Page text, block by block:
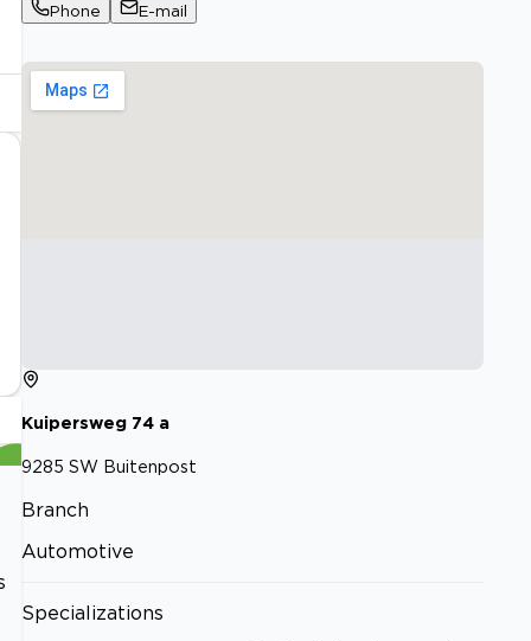
Phone
E-mail
Kuipersweg 74 a
9285 SW Buitenpost
Branch
Automotive
Specializations